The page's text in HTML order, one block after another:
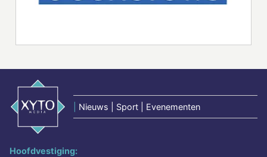
Nieuws | Sport | Evenementen
Hoofdvestiging: